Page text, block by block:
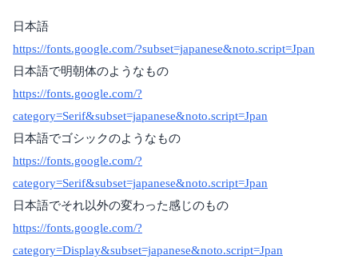
日本語
https://fonts.google.com/?subset=japanese&noto.script=Jpan
日本語で明朝体のようなもの
https://fonts.google.com/?
category=Serif&subset=japanese&noto.script=Jpan
日本語でゴシックのようなもの
https://fonts.google.com/?
category=Serif&subset=japanese&noto.script=Jpan
日本語でそれ以外の変わった感じのもの
https://fonts.google.com/?
category=Display&subset=japanese&noto.script=Jpan